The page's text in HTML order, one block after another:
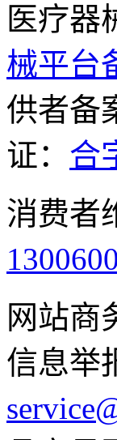
医疗器
械平台
供者备
证： 合
消费者
网站商
信息举